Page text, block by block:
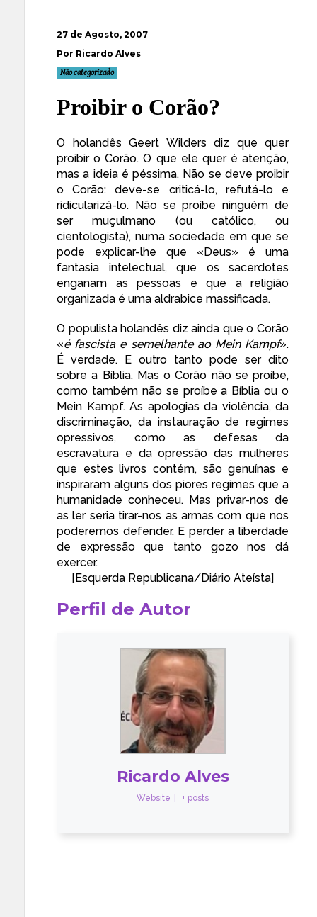
27 de Agosto, 2007
Por Ricardo Alves
Não categorizado
Proibir o Corão?
O holandês Geert Wilders diz que quer
proibir o Corão. O que ele quer é atenção,
mas a ideia é péssima. Não se deve proibir
o Corão: deve-se criticá-lo, refutá-lo e
ridicularizá-lo. Não se proíbe ninguém de
ser muçulmano (ou católico, ou
cientologista), numa sociedade em que se
pode explicar-lhe que «Deus» é uma
fantasia intelectual, que os sacerdotes
enganam as pessoas e que a religião
organizada é uma aldrabice massificada.
O populista holandês diz ainda que o Corão
«é fascista e semelhante ao Mein Kampf».
É verdade. E outro tanto pode ser dito
sobre a Bíblia. Mas o Corão não se proíbe,
como também não se proíbe a Bíblia ou o
Mein Kampf. As apologias da violência, da
discriminação, da instauração de regimes
opressivos, como as defesas da
escravatura e da opressão das mulheres
que estes livros contém, são genuínas e
inspiraram alguns dos piores regimes que a
humanidade conheceu. Mas privar-nos de
as ler seria tirar-nos as armas com que nos
poderemos defender. E perder a liberdade
de expressão que tanto gozo nos dá
exercer.
[Esquerda Republicana/Diário Ateísta]
Perfil de Autor
Ricardo Alves
Website + posts